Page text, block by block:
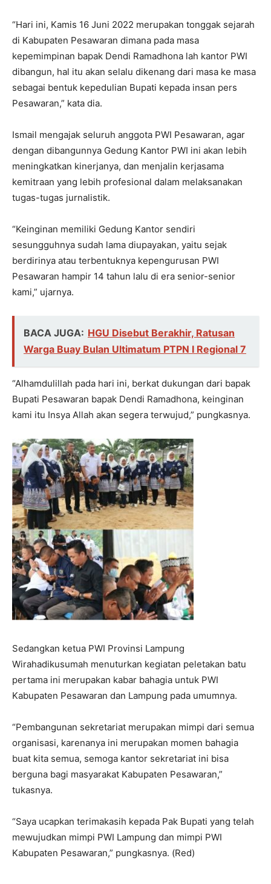
“Hari ini, Kamis 16 Juni 2022 merupakan tonggak sejarah
di Kabupaten Pesawaran dimana pada masa
kepemimpinan bapak Dendi Ramadhona lah kantor PWI
dibangun, hal itu akan selalu dikenang dari masa ke masa
sebagai bentuk kepedulian Bupati kepada insan pers
Pesawaran,” kata dia.
Ismail mengajak seluruh anggota PWI Pesawaran, agar
dengan dibangunnya Gedung Kantor PWI ini akan lebih
meningkatkan kinerjanya, dan menjalin kerjasama
kemitraan yang lebih profesional dalam melaksanakan
tugas-tugas jurnalistik.
“Keinginan memiliki Gedung Kantor sendiri
sesungguhnya sudah lama diupayakan, yaitu sejak
berdirinya atau terbentuknya kepengurusan PWI
Pesawaran hampir 14 tahun lalu di era senior-senior
kami,” ujarnya.
BACA JUGA: HGU Disebut Berakhir, Ratusan
Warga Buay Bulan Ultimatum PTPN I Regional 7
“Alhamdulillah pada hari ini, berkat dukungan dari bapak
Bupati Pesawaran bapak Dendi Ramadhona, keinginan
kami itu Insya Allah akan segera terwujud,” pungkasnya.
Sedangkan ketua PWI Provinsi Lampung
Wirahadikusumah menuturkan kegiatan peletakan batu
pertama ini merupakan kabar bahagia untuk PWI
Kabupaten Pesawaran dan Lampung pada umumnya.
“Pembangunan sekretariat merupakan mimpi dari semua
organisasi, karenanya ini merupakan momen bahagia
buat kita semua, semoga kantor sekretariat ini bisa
berguna bagi masyarakat Kabupaten Pesawaran,”
tukasnya.
“Saya ucapkan terimakasih kepada Pak Bupati yang telah
mewujudkan mimpi PWI Lampung dan mimpi PWI
Kabupaten Pesawaran,” pungkasnya. (Red)